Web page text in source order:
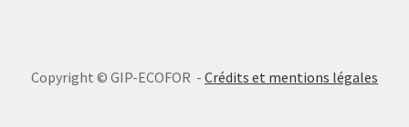
Copyright © GIP-ECOFOR - Crédits et mentions légales